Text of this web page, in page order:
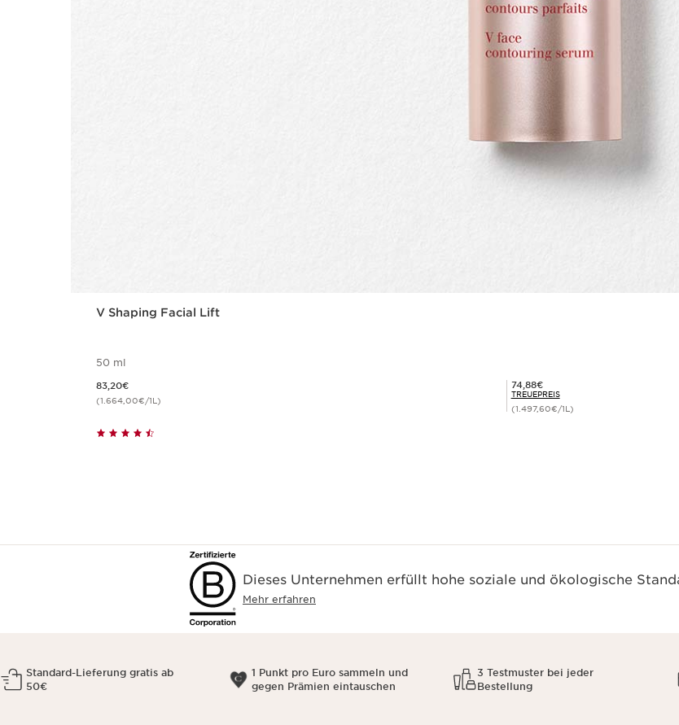
V Shaping Facial Lift
50 ml
83,20€
(1.664,00€/1L)
Mitgliederpreis 74,88€
74,88€
TREUEPREIS
(1.497,60€/1L)
Dieses Unternehmen erfüllt hohe soziale und ökologische
Mehr erfahren
Standard-Lieferung gratis ab
50€
1 Punkt pro Euro sammeln und
gegen Prämien eintauschen
3 Testmuster bei jeder
Bestellung